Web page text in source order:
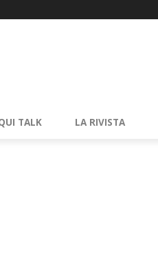
TALK LA RIVISTA